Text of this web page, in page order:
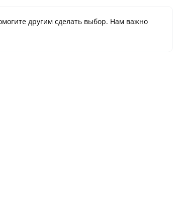
другим сделать выбор. Нам важно